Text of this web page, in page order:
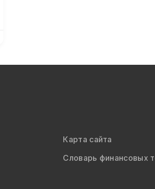
Карта сайта
Словарь финансовых